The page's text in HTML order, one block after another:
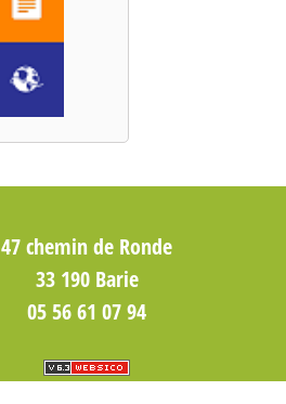
47 chemin de Ronde
33 190 Barie
05 56 61 07 94